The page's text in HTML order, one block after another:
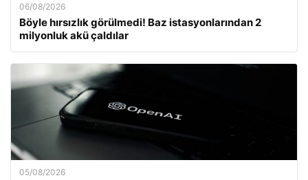
06/08/2026
Böyle hırsızlık görülmedi! Baz istasyonlarından 2
milyonluk akü çaldılar
05/08/2026